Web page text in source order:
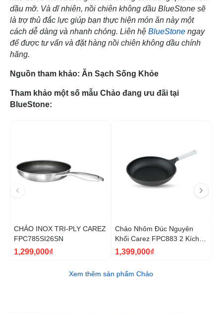
dầu mỡ. Và dĩ nhiên, nồi chiên không dầu BlueStone sẽ
là trợ thủ đắc lực giúp bạn thực hiện món ăn này một
cách dễ dàng và nhanh chóng. Liên hệ BlueStone ngay
để được tư vấn và đặt hàng nồi chiên không dầu chính
hãng.
Nguồn tham khảo: Ăn Sạch Sống Khỏe
Tham khảo một số mẫu Chảo đang ưu đãi tại
BlueStone:
CHẢO INOX TRI-PLY CAREZ
FPC785SI26SN
1,299,000₫
Chảo Nhôm Đúc Nguyên
Khối Carez FPC883 2 Kích
Cỡ 24-28cm
1,399,000₫
Xem thêm sản phẩm Chảo